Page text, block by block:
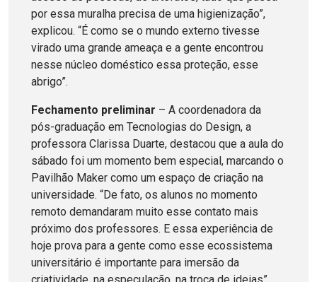
por essa muralha precisa de uma higienização”,
explicou. “É como se o mundo externo tivesse
virado uma grande ameaça e a gente encontrou
nesse núcleo doméstico essa proteção, esse
abrigo”.
Fechamento preliminar – A coordenadora da
pós-graduação em Tecnologias do Design, a
professora Clarissa Duarte, destacou que a aula do
sábado foi um momento bem especial, marcando o
Pavilhão Maker como um espaço de criação na
universidade. “De fato, os alunos no momento
remoto demandaram muito esse contato mais
próximo dos professores. E essa experiência de
hoje prova para a gente como esse ecossistema
universitário é importante para imersão da